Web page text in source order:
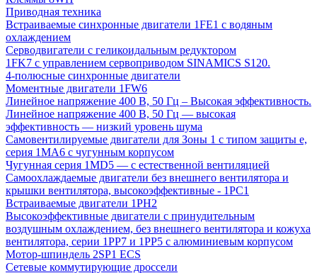
Приводная техника
Встраиваемые синхронные двигатели 1FE1 с водяным
охлаждением
Серводвигатели с геликоидальным редуктором
1FK7 с управлением сервоприводом SINAMICS S120.
4-полюсные синхронные двигатели
Моментные двигатели 1FW6
Линейное напряжение 400 В, 50 Гц – Высокая эффективность.
Линейное напряжение 400 В, 50 Гц — высокая
эффективность — низкий уровень шума
Самовентилируемые двигатели для Зоны 1 с типом защиты e,
серия 1MA6 с чугунным корпусом
Чугунная серия 1MD5 — с естественной вентиляцией
Самоохлаждаемые двигатели без внешнего вентилятора и
крышки вентилятора, высокоэффективные - 1PC1
Встраиваемые двигатели 1PH2
Высокоэффективные двигатели с принудительным
воздушным охлаждением, без внешнего вентилятора и кожуха
вентилятора, серии 1PP7 и 1PP5 с алюминиевым корпусом
Мотор-шпиндель 2SP1 ECS
Сетевые коммутирующие дроссели